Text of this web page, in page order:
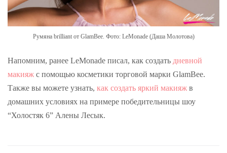
Румяна brilliant от GlamBee. Фото: LeMonade (Даша Молотова)
Напомним, ранее LeMonade писал, как создать дневной
макияж с помощью косметики торговой марки GlamBee.
Также вы можете узнать, как создать яркий макияж в
домашних условиях на примере победительницы шоу
“Холостяк 6” Алены Лесык.